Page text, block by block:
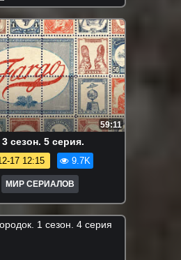
59:11
сезон. 5 серия.
17 12:15 9.7K
МИР СЕРИАЛОВ